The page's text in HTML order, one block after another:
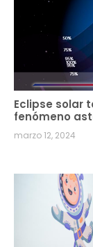
Eclipse solar
fenómeno
marzo 12, 2024